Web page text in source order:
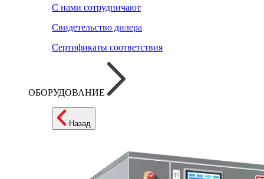
С нами сотрудничают
Свидетельство дилера
Сертификаты соответствия
ОБОРУДОВАНИЕ
Назад